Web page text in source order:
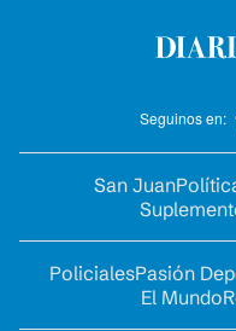
Seguinos en:
San Juan
PolicialesPasión
El Mundo